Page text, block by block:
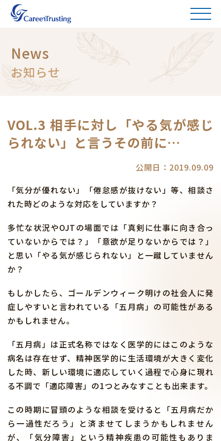
News
お知らせ
VOL.3 相手に対し「やる気が感じ
られない」と言うその前に…
公開日：2019.09.09
「気分が優れない」「倦怠感が抜けない」等、相談さ
れた時どのような対応をしていますか？
多忙な状況やOJTの場面では「真剣に仕事に向き合っ
ていないからでは？」「意欲が足りないからでは？」
と思い「やる気が感じられない」と一蹴していません
か？
もしかしたら、ゴールデンウィーク明けの社会人に発
症しやすいと言われている「五月病」の可能性がある
かもしれません。
「五月病」は正式名称ではなく医学的にはこのような
病名は存在せず、精神医学的に生活環境が大きく変化
した時、新しい環境に適応していく過程で心身に現れ
る不調で「適応障害」の1つとみなすことも出来ます。
この時期に冒頭のような相談を受けると「五月病だか
ら一過性だろう」と済ませてしまうかもしれません
が、「気分障害」という精神疾患の可能性もありま